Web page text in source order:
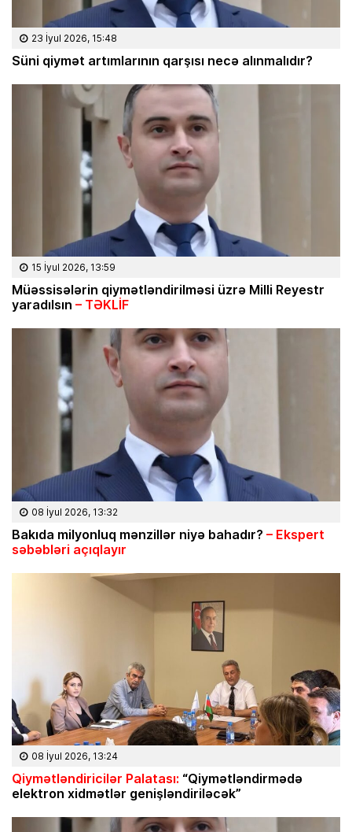
23 İyul 2026, 15:48
Süni qiymət artımlarının qarşısı necə alınmalıdır?
15 İyul 2026, 13:59
Müəssisələrin qiymətləndirilməsi üzrə Milli Reyestr
yaradılsın – TƏKLİF
08 İyul 2026, 13:32
Bakıda milyonluq mənzillər niyə bahadır? – Ekspert
səbəbləri açıqlayır
08 İyul 2026, 13:24
Qiymətləndiricilər Palatası: “Qiymətləndirmədə
elektron xidmətlər genişləndiriləcək”